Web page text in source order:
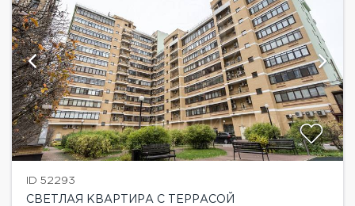
ID 52293
СВЕТЛАЯ КВАРТИРА С ТЕРРАСОЙ